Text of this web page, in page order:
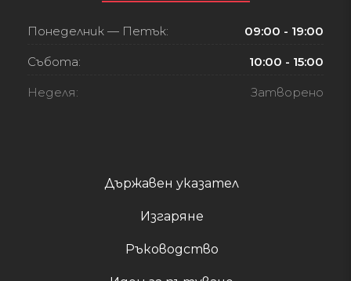
Държавен указател
Изгаряне
Ръководство
Понеделник — Петък: 09:00 - 19:00
Събота: 10:00 - 15:00
Неделя: Затворено